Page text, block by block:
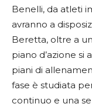
Benelli, da atleti
avranno a
Beretta, oltre a
piano d’azione si
piani di
fase è studiata
continuo e una